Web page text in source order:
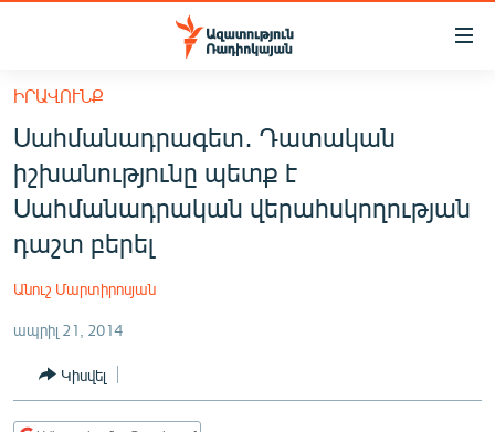
Մատչելիության
հիմնական
բովանդակությանը
Անցնել
հիմնական
մենյուին
Որոնում
ՔԱՂԱՔԱԿԱՆ
ԸՆՏՐՈՒԹՅՈՒՆՆԵՐ 2026
ԻՐԱՎՈՒՆՔ
Սահմանադրագետ․ Դատական
իշխանությունը պետք է
Սահմանադրական վերահսկողության
դաշտ բերել
Անուշ Մարտիրոսյան
ապրիլ 21, 2014
Կիսվել